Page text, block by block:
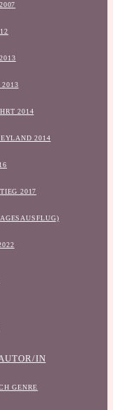
2013
2014
2014
2017
IN
GENRE